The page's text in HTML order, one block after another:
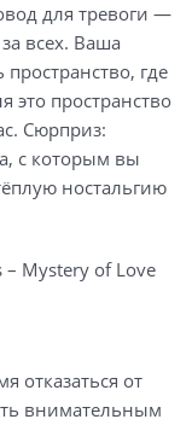
для тревоги —
всех. Ваша
где
это пространство
Сюрприз:
с которым вы
ностальгию
– Mystery of Love
отказаться от
внимательным